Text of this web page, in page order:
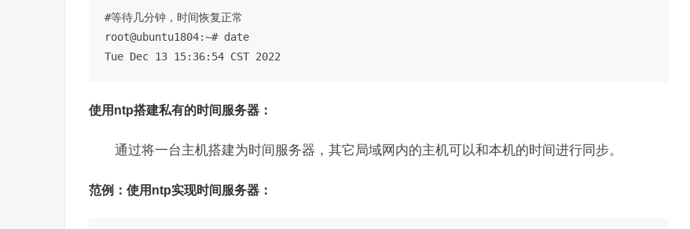
#等待几分钟，时间恢复正常
root@ubuntu1804:~# date
使用ntp搭建私有的时间服务器：
通过将一台主机搭建为时间服务器，其它局域网内的主机可以和本机的时间进行同步。
范例：使用ntp实现时间服务器：